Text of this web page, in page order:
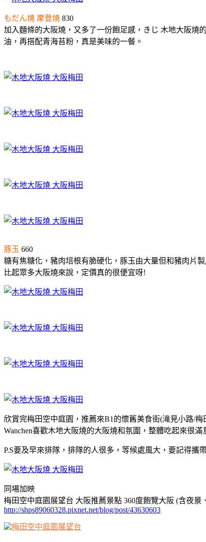
もだん燒 摩登燒 830
加入麵條的大阪燒，又多了一份飽足感，きじ 木地大阪燒
油，再搭配青海苔粉，真是美味的一餐。
豚玉 660
糖有焦糖化，豬肉培根有脆硬化，豚玉由大量但和豬肉片
比起眾多大阪燒來說，定價真的很便宜呀!
欣賞完梅田空中庭園，推薦來B1的懷舊美食街(滝見小路/梅
Wanchen喜歡木地大阪燒的大阪燒和氛圍，整體吃起來很
P.S要及早來排隊，排隊的人很多，等候處風大，要記得攜
同場加映
梅田空中庭園展望台 大阪推薦景點 360度飽覽大阪 (含夜景
http://shps89060328.pixnet.net/blog/post/43630603